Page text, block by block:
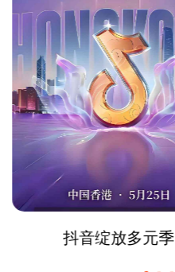
抖音绽放多元季